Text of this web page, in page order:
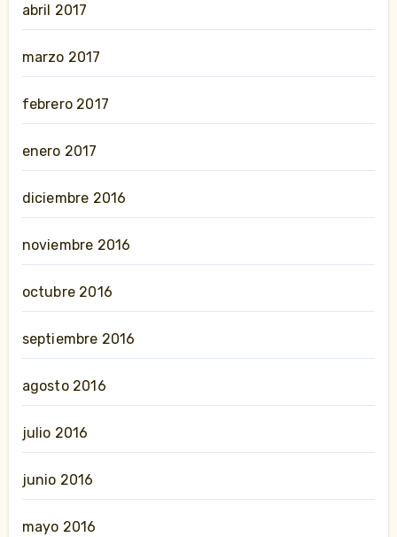
abril 2017
marzo 2017
febrero 2017
enero 2017
diciembre 2016
noviembre 2016
octubre 2016
septiembre 2016
agosto 2016
julio 2016
junio 2016
mayo 2016